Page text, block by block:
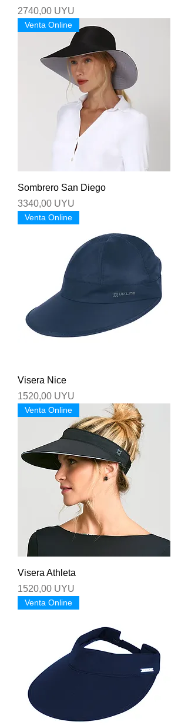
Precio
2740,00 UYU
Venta Online
Sombrero San Diego
Precio
3340,00 UYU
Venta Online
Visera Nice
Precio
1520,00 UYU
Venta Online
Visera Athleta
Precio
1520,00 UYU
Venta Online